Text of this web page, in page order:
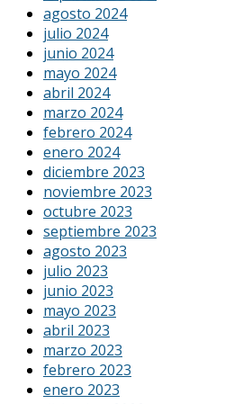
agosto 2024
julio 2024
junio 2024
mayo 2024
abril 2024
marzo 2024
febrero 2024
enero 2024
diciembre 2023
noviembre 2023
octubre 2023
septiembre 2023
agosto 2023
julio 2023
junio 2023
mayo 2023
abril 2023
marzo 2023
febrero 2023
enero 2023